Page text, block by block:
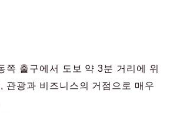
쪽 출구에서 도보 약 3분 거리에 위
관광과 비즈니스의 거점으로 매우